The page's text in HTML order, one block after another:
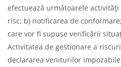
efectuează următoarele
risc; b) notificarea de
care vor fi supuse verificării
Activitatea de gestionare a
declararea veniturilor